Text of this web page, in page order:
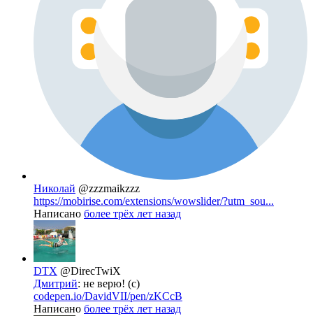
Николай @zzzmaikzzz
https://mobirise.com/extensions/wowslider/?utm_sou...
Написано более трёх лет назад
DTX @DirecTwiX
Дмитрий: не верю! (c)
codepen.io/DavidVII/pen/zKCcB
Написано более трёх лет назад